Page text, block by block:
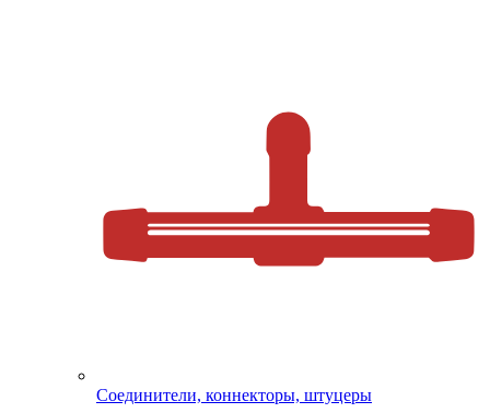
Соединители, коннекторы, штуцеры